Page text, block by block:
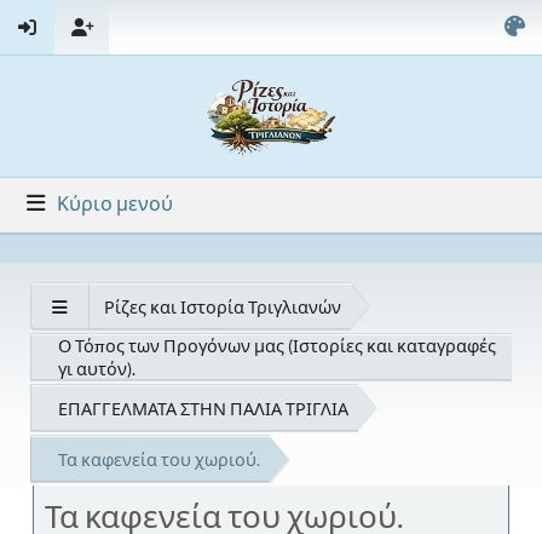
Κύριο μενού
Ρίζες και Ιστορία Τριγλιανών
Ο Τόπος των Προγόνων μας (Ιστορίες και καταγραφές
γι αυτόν).
ΕΠΑΓΓΕΛΜΑΤΑ ΣΤΗΝ ΠΑΛΙΑ ΤΡΙΓΛΙΑ
Τα καφενεία του χωριού.
Τα καφενεία του χωριού.